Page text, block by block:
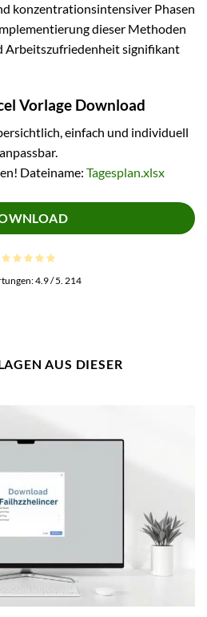
konzentrationsintensiver Phasen
dieser Methoden
signifikant
Vorlage Download
einfach und individuell
anpassbar.
Dateiname: Tagesplan.xlsx
4.9/ 5. 214
AUS DIESER